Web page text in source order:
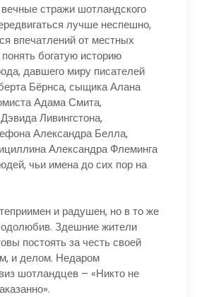
стражи шотландского
лучше неспешно,
впечатлений от местных
богатую историю
давшего миру писателей
Бёрнса, сыщика Алана
Адама Смита,
Ливингстона,
Александра Белла,
Александра Флеминга
чьи имена до сих пор на
и радушен, но в то же
Здешние жители
постоять за честь своей
и делом. Недаром
шотландцев – «Никто не